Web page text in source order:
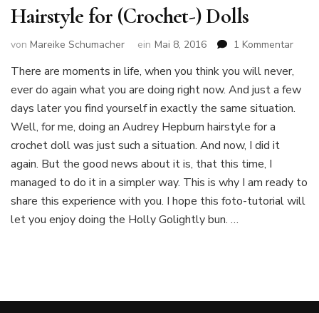
Hairstyle for (Crochet-) Dolls
von Mareike Schumacher ein Mai 8, 2016 1 Kommentarzu
There are moments in life, when you think you will never,
ever do again what you are doing right now. And just a few
days later you find yourself in exactly the same situation.
Well, for me, doing an Audrey Hepburn hairstyle for a
crochet doll was just such a situation. And now, I did it
again. But the good news about it is, that this time, I
managed to do it in a simpler way. This is why I am ready to
share this experience with you. I hope this foto-tutorial will
let you enjoy doing the Holly Golightly bun. …